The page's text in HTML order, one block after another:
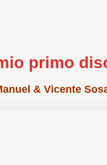
primo
& Vicente